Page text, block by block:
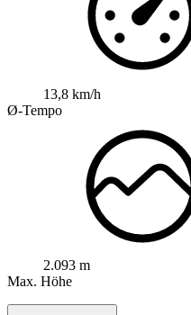
13,8 km/h
Ø-Tempo
2.093 m
Max. Höhe